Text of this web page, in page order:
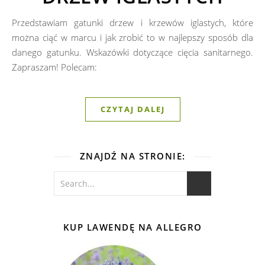
Przedstawiam gatunki drzew i krzewów iglastych, które
można ciąć w marcu i jak zrobić to w najlepszy sposób dla
danego gatunku. Wskazówki dotyczące cięcia sanitarnego.
Zapraszam! Polecam:
CZYTAJ DALEJ
ZNAJDŹ NA STRONIE:
KUP LAWENDĘ NA ALLEGRO